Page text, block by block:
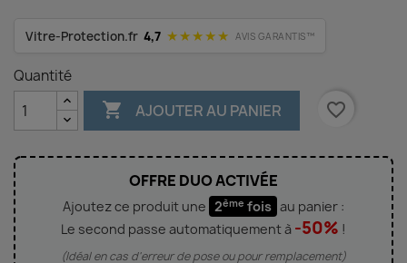
Vitre-Protection.fr 4,7 ★★★★★ AVIS GARANTIS™
Quantité
 AJOUTER AU PANIER favorite_border
OFFRE DUO ACTIVÉE
Ajoutez ce produit une 2ème fois au panier :
Le second passe automatiquement à -50% !
(Idéal en cas d'erreur de pose ou pour remplacement)